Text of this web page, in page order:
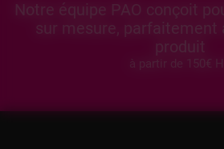
Notre équipe PAO conçoit
sur mesure, parfaitement
produit
à partir de 150€